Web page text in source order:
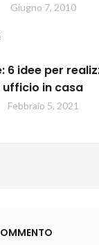
Giugno 7, 2010
6 idee per
ufficio in casa
Febbraio 5, 2021